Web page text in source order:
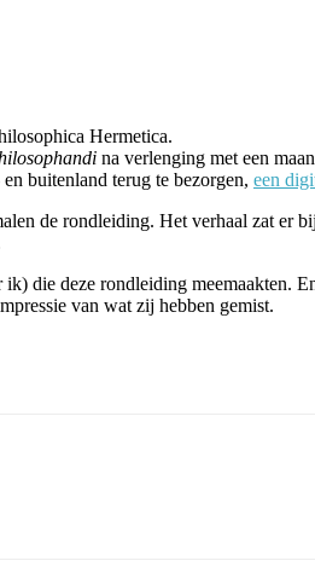
Hermetica.
na verlenging met een
buitenland terug te bezorgen, een
de rondleiding. Het verhaal zat er
die deze rondleiding meemaakten.
van wat zij hebben gemist.